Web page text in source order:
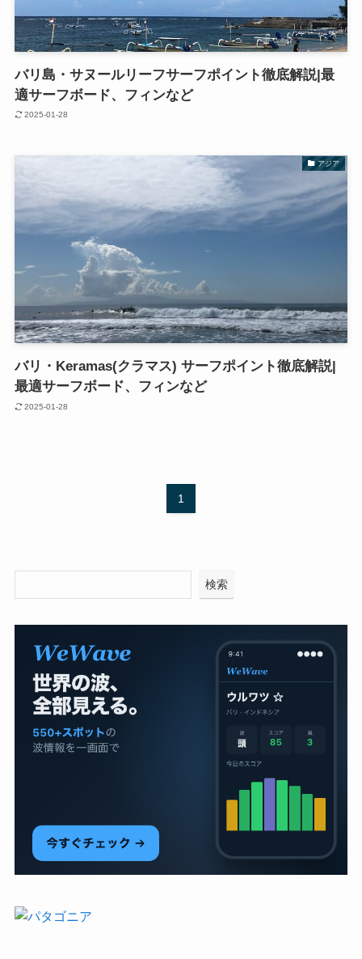
バリ島・サヌールリーフサーフポイント徹底解説|最
適サーフボード、フィンなど
2025-01-28
アジア
バリ・Keramas(クラマス) サーフポイント徹底解説|
最適サーフボード、フィンなど
2025-01-28
1
検索